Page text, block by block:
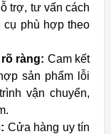
trợ, tư vấn cách
cụ phù hợp theo
ràng: Cam kết
sản phẩm lỗi
vận chuyển,
Cửa hàng uy tín